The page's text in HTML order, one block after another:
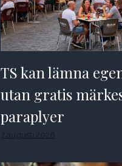
TS kan lämna
utan gratis
paraplyer
7 augusti 2026